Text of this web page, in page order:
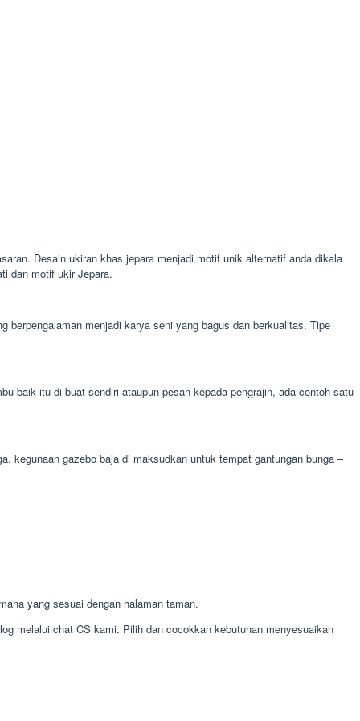
Desain ukiran khas jepara menjadi motif unik alternatif anda dikala
dan motif ukir Jepara.
berpengalaman menjadi karya seni yang bagus dan berkualitas. Tipe
baik itu di buat sendiri ataupun pesan kepada pengrajin, ada contoh satu
kegunaan gazebo baja di maksudkan untuk tempat gantungan bunga –
yang sesuai dengan halaman taman.
melalui chat CS kami. Pilih dan cocokkan kebutuhan menyesuaikan